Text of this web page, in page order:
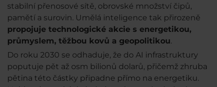
stabilní přenosové sítě, obrovské množství čipů,
pamětí a surovin. Umělá inteligence tak přirozeně
propojuje technologické akcie s energetikou,
průmyslem, těžbou kovů a geopolitikou.
Do roku 2030 se odhaduje, že do AI infrastruktury
poputuje pět až osm bilionů dolarů, přičemž zhruba
pětina této částky připadne přímo na energetiku.